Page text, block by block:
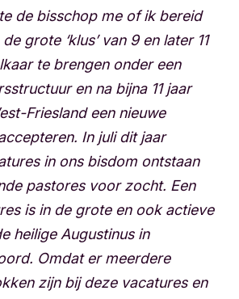
de bisschop me of ik bereid
grote ‘klus’ van 9 en later 11
te brengen onder een
en na bijna 11 jaar
Friesland een nieuwe
In juli dit jaar
in ons bisdom ontstaan
pastores voor zocht. Een
is in de grote en ook actieve
heilige Augustinus in
Omdat er meerdere
zijn bij deze vacatures en